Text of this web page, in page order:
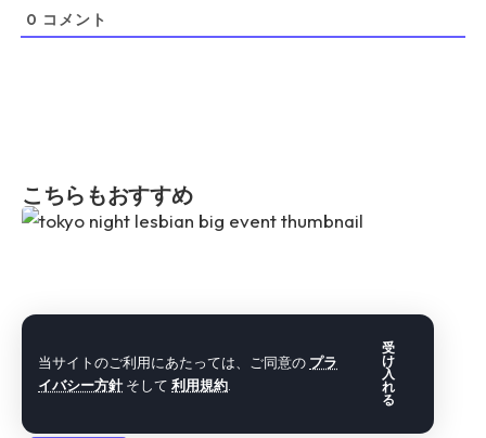
当サイトのご利用にあたっては、ご同意の プラ
イバシー方針 そして 利用規約
受
け
入
れ
る
0 コメント
こちらもおすすめ